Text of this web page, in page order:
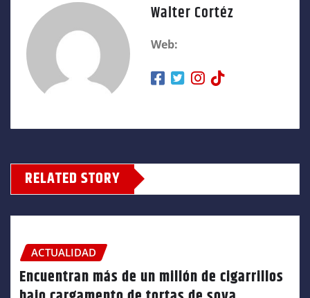
Walter Cortéz
Web:
RELATED STORY
ACTUALIDAD
Encuentran más de un millón de cigarrillos